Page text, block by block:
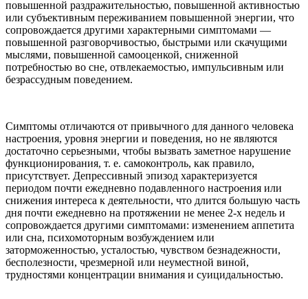
повышенной раздражительностью, повышенной активностью
или субъективным переживанием повышенной энергии, что
сопровождается другими характерными симптомами —
повышенной разговорчивостью, быстрыми или скачущими
мыслями, повышенной самооценкой, сниженной
потребностью во сне, отвлекаемостью, импульсивным или
безрассудным поведением.
Симптомы отличаются от привычного для данного человека
настроения, уровня энергии и поведения, но не являются
достаточно серьезными, чтобы вызвать заметное нарушение
функционирования, т. е. самоконтроль, как правило,
присутствует. Депрессивный эпизод характеризуется
периодом почти ежедневно подавленного настроения или
снижения интереса к деятельности, что длится большую часть
дня почти ежедневно на протяжении не менее 2-х недель и
сопровождается другими симптомами: изменением аппетита
или сна, психомоторным возбуждением или
заторможенностью, усталостью, чувством безнадежности,
бесполезности, чрезмерной или неуместной виной,
трудностями концентрации внимания и суицидальностью.